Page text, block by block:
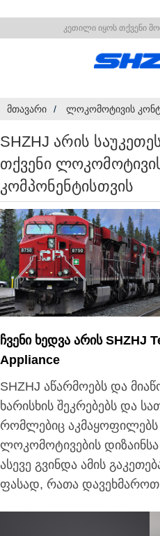
კეთილი იყოს თქვენი
ᲛᲗᲐᲕᲐᲠᲘ ᲚᲝᲙᲝᲛᲝᲢᲘᲕᲘᲡ
SHZHJ Არის
Თქვენი
Კომპონენტისთვის
Ჩვენი Ხედვა Არის SHZHJ
Appliance
SHZHJ აწარმოებს და
ხარისხის შეკრებებს და
რომლებიც აკმაყოფილებს
ლოკომოტივების დიზაინსა
ასევე გვინდა ამის
ფასად, რათა დავეხმაროთ